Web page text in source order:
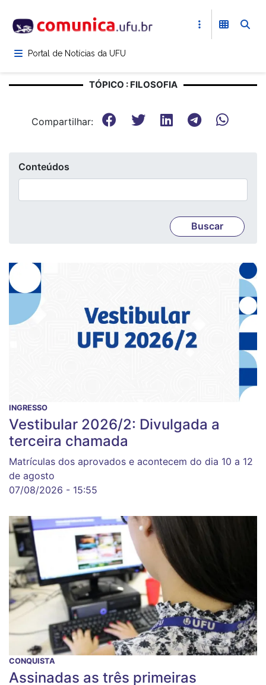
para
conteúdoPortal de Notícias da UFU
TÓPICO : FILOSOFIA
Compartilhar:
Conteúdos
INGRESSO
Vestibular 2026/2: Divulgada a
terceira chamada
Matrículas dos aprovados e acontecem do dia 10 a 12
de agosto
07/08/2026 - 15:55
CONQUISTA
Assinadas as três primeiras